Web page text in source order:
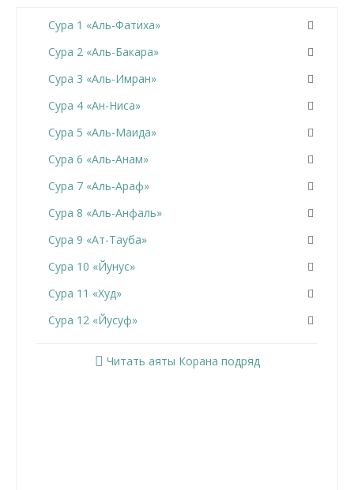
Сура 1 «Аль-Фатиха»
Сура 2 «Аль-Бакара»
Сура 3 «Аль-Имран»
Сура 4 «Ан-Ниса»
Сура 5 «Аль-Маида»
Сура 6 «Аль-Анам»
Сура 7 «Аль-Араф»
Сура 8 «Аль-Анфаль»
Сура 9 «Ат-Тауба»
Сура 10 «Йунус»
Сура 11 «Худ»
Сура 12 «Йусуф»
Читать аяты Корана подряд